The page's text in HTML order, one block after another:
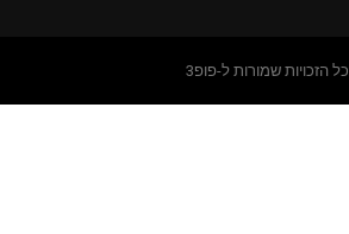
כל הזכויות שמורות ל-פופ3